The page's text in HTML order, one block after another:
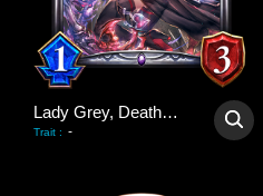
Lady Grey, Deathweaver
Trait : -